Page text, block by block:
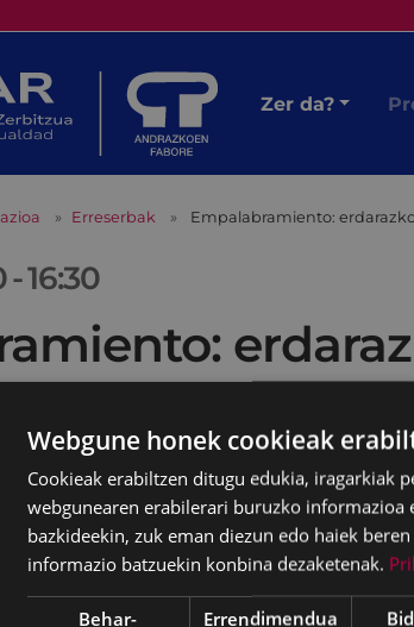
Zer da?
Erreserbak Empalabramiento:
-16:30
Webgune honek cookieak
Cookieak erabiltzen ditugu edukia, iragarkiak
webgunearen erabilerari buruzko informazioa
bazkideekin, zuk eman diezun edo haiek
informazio batzuekin konbina dezaketenak.
Behar-
Errendimendua